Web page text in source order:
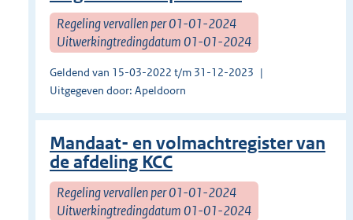
Regeling vervallen per 01-01-2024
Uitwerkingtredingdatum 01-01-2024
Geldend van 15-03-2022 t/m 31-12-2023
Uitgegeven door: Apeldoorn
Mandaat- en volmachtregister van
de afdeling KCC
Regeling vervallen per 01-01-2024
Uitwerkingtredingdatum 01-01-2024